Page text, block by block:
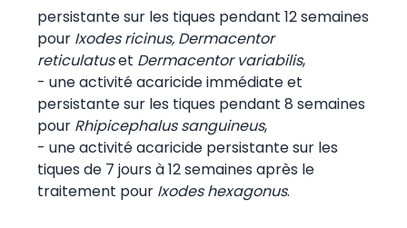
persistante sur les tiques pendant 12 semaines
pour Ixodes ricinus, Dermacentor
reticulatuset Dermacentor variabilis,
- une activité acaricide immédiate et
persistante sur les tiques pendant 8 semaines
pour Rhipicephalus sanguineus,
- une activité acaricide persistante sur les
tiques de 7 jours à 12 semaines après le
traitement pour Ixodes hexagonus.